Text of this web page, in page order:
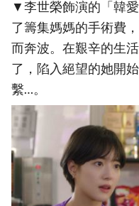
▼李世榮飾演的「韓
了籌集媽媽的手術費
而奔波。在艱辛的生
了，陷入絕望的她開
繫…。